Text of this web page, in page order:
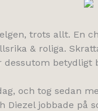
trots allt. En
& roliga.
dessutom
och tog sedan
Diezel jobbade på